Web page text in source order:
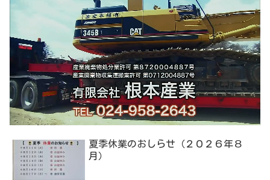
夏季休業のおしらせ（２０２６年８
月）